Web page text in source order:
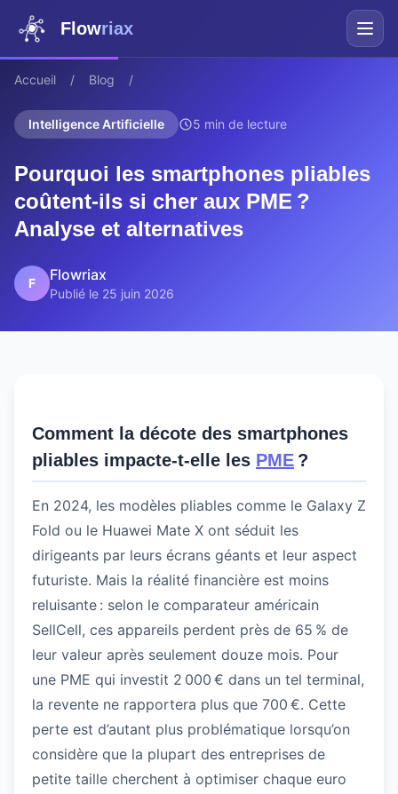
Flowriax
Accueil / Blog /
Intelligence Artificielle 5 min de lecture
Pourquoi les smartphones pliables
coûtent-ils si cher aux PME ?
Analyse et alternatives
F Flowriax
Publié le 25 juin 2026
Comment la décote des smartphones
pliables impacte-t-elle les PME ?
En 2024, les modèles pliables comme le Galaxy Z
Fold ou le Huawei Mate X ont séduit les
dirigeants par leurs écrans géants et leur aspect
futuriste. Mais la réalité financière est moins
reluisante : selon le comparateur américain
SellCell, ces appareils perdent près de 65 % de
leur valeur après seulement douze mois. Pour
une PME qui investit 2 000 € dans un tel terminal,
la revente ne rapportera plus que 700 €. Cette
perte est d’autant plus problématique lorsqu’on
considère que la plupart des entreprises de
petite taille cherchent à optimiser chaque euro